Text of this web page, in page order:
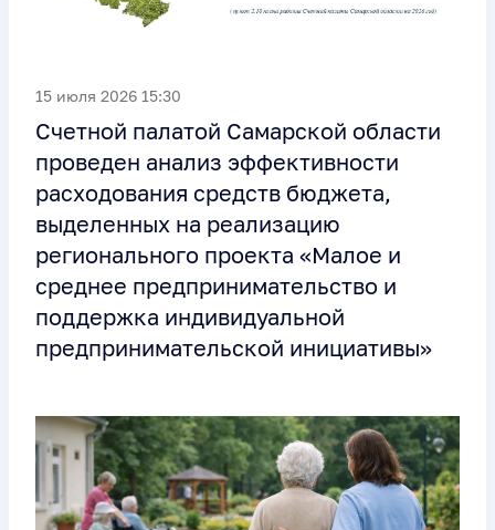
15 июля 2026 15:30
Счетной палатой Самарской области
проведен анализ эффективности
расходования средств бюджета,
выделенных на реализацию
регионального проекта «Малое и
среднее предпринимательство и
поддержка индивидуальной
предпринимательской инициативы»